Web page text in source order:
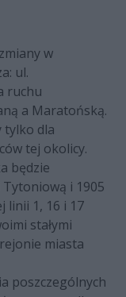
w
ul.
ruchu
a Maratońską.
tylko dla
tej okolicy.
będzie
i 1905
linii 1, 16 i 17
stałymi
miasta
poszczególnych